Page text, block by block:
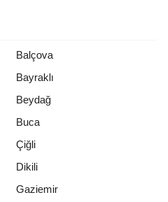
Balçova
Bayraklı
Beydağ
Buca
Çiğli
Dikili
Gaziemir